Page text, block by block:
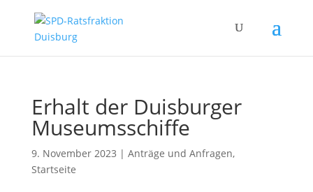
Erhalt der Duisburger
Museumsschiffe
9. November 2023 | Anträge und Anfragen,
Startseite